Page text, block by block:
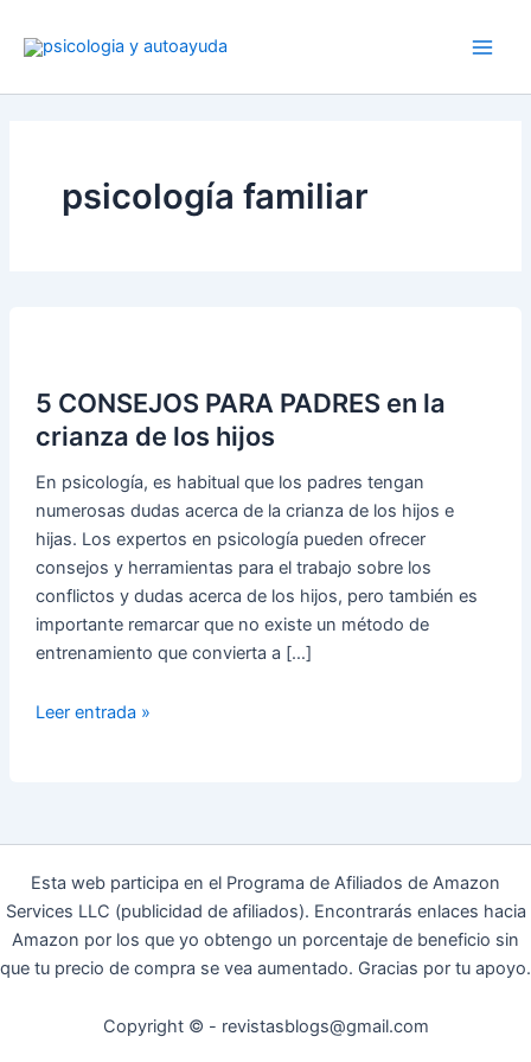
psicología familiar
5 CONSEJOS PARA PADRES en la
crianza de los hijos
En psicología, es habitual que los padres tengan
numerosas dudas acerca de la crianza de los hijos e
hijas. Los expertos en psicología pueden ofrecer
consejos y herramientas para el trabajo sobre los
conflictos y dudas acerca de los hijos, pero también es
importante remarcar que no existe un método de
entrenamiento que convierta a […]
5
crianza
de
los
hijos
Leer entrada »
Esta web participa en el Programa de Afiliados de Amazon
Services LLC (publicidad de afiliados). Encontrarás enlaces hacia
Amazon por los que yo obtengo un porcentaje de beneficio sin
que tu precio de compra se vea aumentado. Gracias por tu apoyo.
Copyright © - revistasblogs@gmail.com